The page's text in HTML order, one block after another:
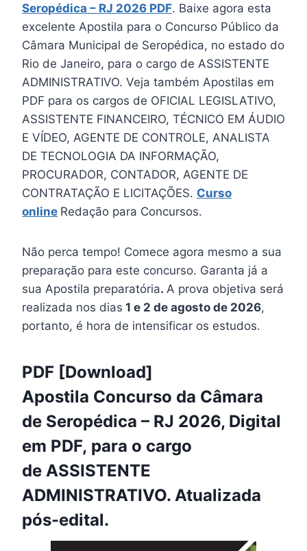
Seropédica – RJ 2026 PDF. Baixe agora esta
excelente Apostila para o Concurso Público da
Câmara Municipal de Seropédica, no estado do
Rio de Janeiro, para o cargo de ASSISTENTE
ADMINISTRATIVO. Veja também Apostilas em
PDF para os cargos de OFICIAL LEGISLATIVO,
ASSISTENTE FINANCEIRO, TÉCNICO EM ÁUDIO
E VÍDEO, AGENTE DE CONTROLE, ANALISTA
DE TECNOLOGIA DA INFORMAÇÃO,
PROCURADOR, CONTADOR, AGENTE DE
CONTRATAÇÃO E LICITAÇÕES. Curso
online Redação para Concursos.
Não perca tempo! Comece agora mesmo a sua
preparação para este concurso. Garanta já a
sua Apostila preparatória. A prova objetiva será
realizada nos dias 1 e 2 de agosto de 2026,
portanto, é hora de intensificar os estudos.
PDF [Download]
Apostila Concurso da Câmara
de Seropédica – RJ 2026, Digital
em PDF, para o cargo
de ASSISTENTE
ADMINISTRATIVO. Atualizada
pós-edital.